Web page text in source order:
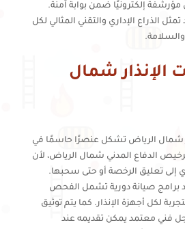
إلكترونيًا ضمن بوابة آمنة.
الذراع الإداري والتقني المثالي لكل
الإنذار شمال
شمال الرياض تشكل عنصرًا حاسمًا في
الدفاع المدني شمال الرياض، لأن
إلى تعليق الرخصة أو حتى سحبها.
برامج صيانة دورية تشمل الفحص
لكل أجهزة الإنذار. كما يتم توثيق
فني معتمد يمكن تقديمه عند